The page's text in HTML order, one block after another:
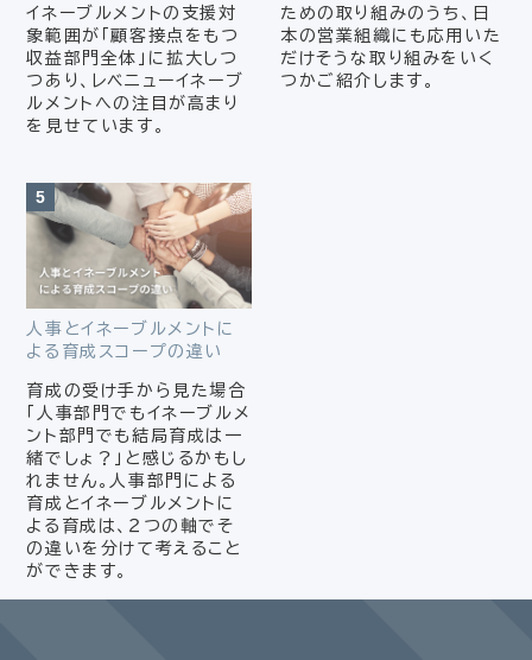
イネーブルメントの支援対
象範囲が「顧客接点をもつ
収益部門全体」に拡大しつ
つあり、レベニューイネーブ
ルメントへの注目が高まり
を見せています。
ための取り組みのうち、日
本の営業組織にも応用いた
だけそうな取り組みをいく
つかご紹介します。
人事とイネーブルメントに
よる育成スコープの違い
育成の受け手から見た場合
「人事部門でもイネーブルメ
ント部門でも結局育成は一
緒でしょ？」と感じるかもし
れません。人事部門による
育成とイネーブルメントに
よる育成は、２つの軸でそ
の違いを分けて考えること
ができます。